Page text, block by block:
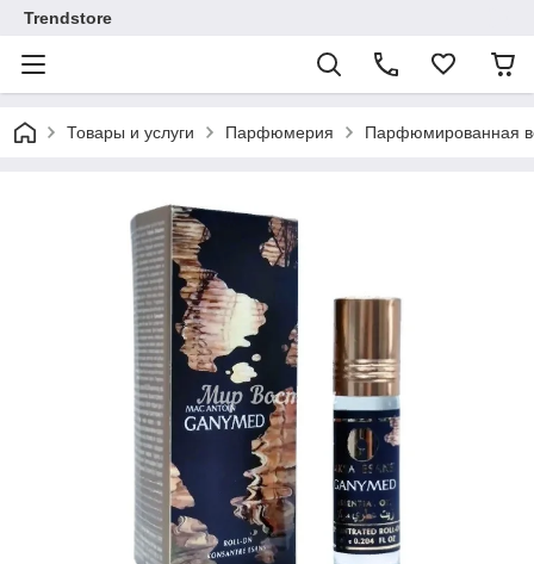
Trendstore
Товары и услуги Парфюмерия Парфюмированная